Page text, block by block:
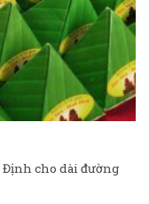
Định cho dài đường